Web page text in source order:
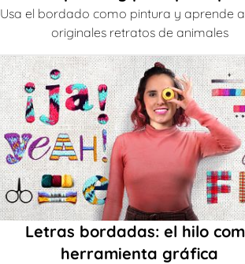
Usa el bordado como pintura y aprende
originales retratos de animales
Letras bordadas: el hilo
herramienta gráfica